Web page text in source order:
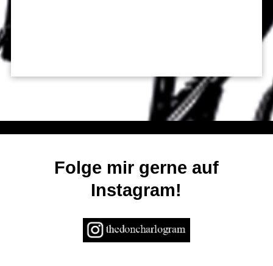
Folge mir gerne auf
Instagram!